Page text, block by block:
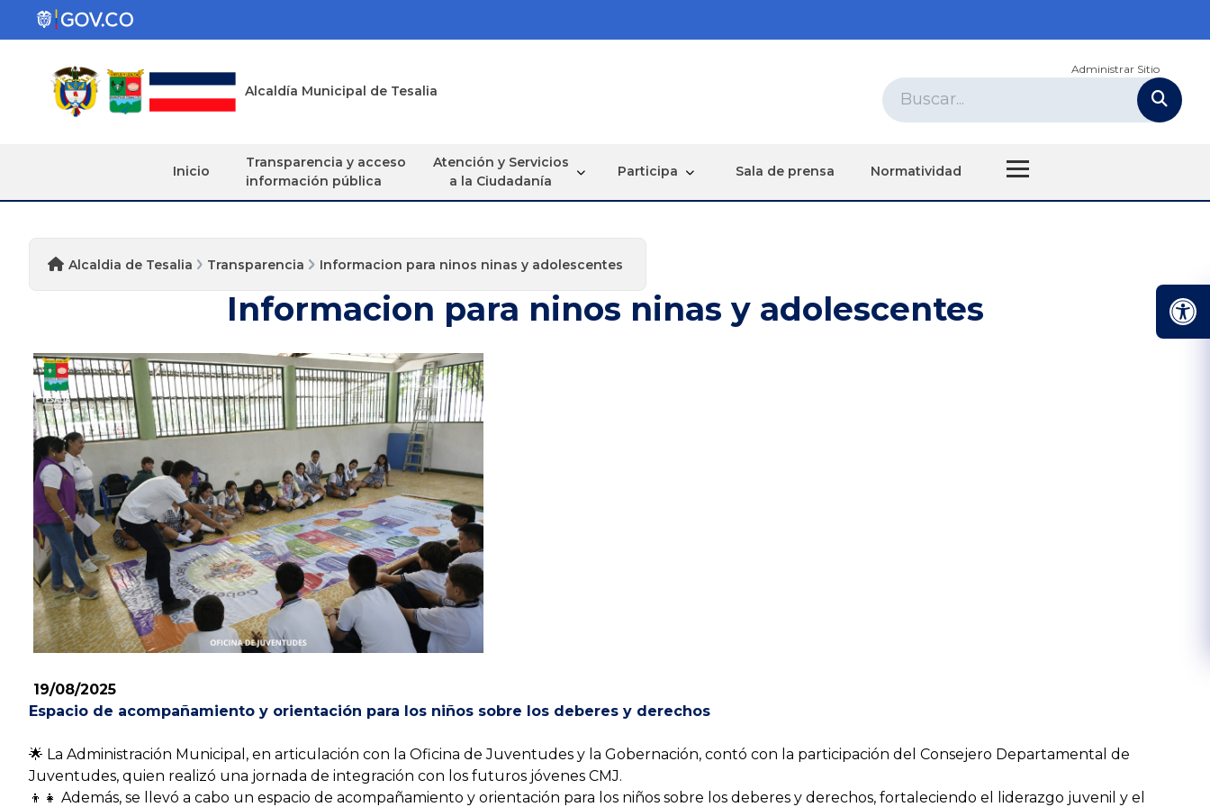
Alcaldía Municipal de Tesalia
Administrar Sitio
Inicio
Transparencia y acceso
información pública
Atención y Servicios
a la Ciudadanía
Participa Sala de prensa Normatividad
Alcaldia de Tesalia Transparencia Informacion para ninos ninas y adolescentes
Informacion para ninos ninas y adolescentes
​19/08/2025
Espacio de acompañamiento y orientación para los niños sobre los deberes y derechos
🌟 La Administración Municipal, en articulación con la Oficina de Juventudes y la Gobernación, contó con la participación del Consejero Departamental de
Juventudes, quien realizó una jornada de integración con los futuros jóvenes CMJ.
👦👧 Además, se llevó a cabo un espacio de acompañamiento y orientación para los niños sobre los deberes y derechos, fortaleciendo el liderazgo juvenil y el